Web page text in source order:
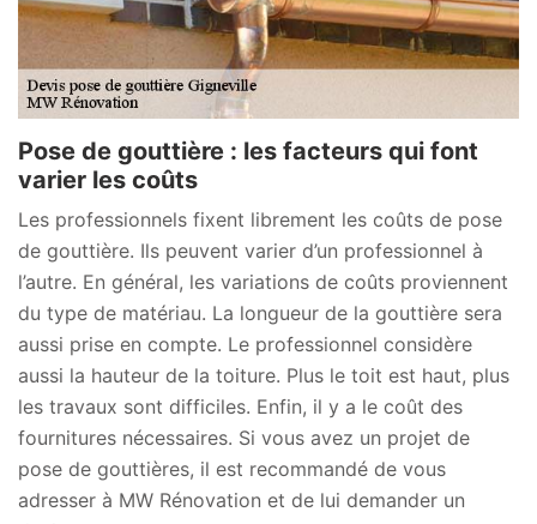
Pose de gouttière : les facteurs qui font
varier les coûts
Les professionnels fixent librement les coûts de pose
de gouttière. Ils peuvent varier d’un professionnel à
l’autre. En général, les variations de coûts proviennent
du type de matériau. La longueur de la gouttière sera
aussi prise en compte. Le professionnel considère
aussi la hauteur de la toiture. Plus le toit est haut, plus
les travaux sont difficiles. Enfin, il y a le coût des
fournitures nécessaires. Si vous avez un projet de
pose de gouttières, il est recommandé de vous
adresser à MW Rénovation et de lui demander un